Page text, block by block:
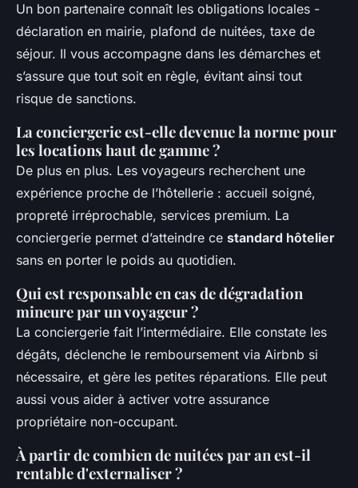
Un bon partenaire connaît les obligations locales -
déclaration en mairie, plafond de nuitées, taxe de
séjour. Il vous accompagne dans les démarches et
s’assure que tout soit en règle, évitant ainsi tout
risque de sanctions.
La conciergerie est-elle devenue la norme pour
les locations haut de gamme ?
De plus en plus. Les voyageurs recherchent une
expérience proche de l’hôtellerie : accueil soigné,
propreté irréprochable, services premium. La
conciergerie permet d’atteindre ce standard hôtelier
sans en porter le poids au quotidien.
Qui est responsable en cas de dégradation
mineure par un voyageur ?
La conciergerie fait l’intermédiaire. Elle constate les
dégâts, déclenche le remboursement via Airbnb si
nécessaire, et gère les petites réparations. Elle peut
aussi vous aider à activer votre assurance
propriétaire non-occupant.
À partir de combien de nuitées par an est-il
rentable d'externaliser ?